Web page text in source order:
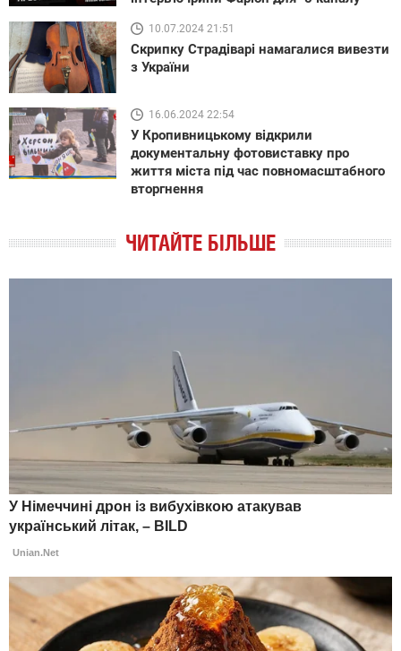
10.07.2024 21:51
Скрипку Страдіварі намагалися вивезти
з України
16.06.2024 22:54
У Кропивницькому відкрили
документальну фотовиставку про
життя міста під час повномасштабного
вторгнення
ЧИТАЙТЕ БІЛЬШЕ